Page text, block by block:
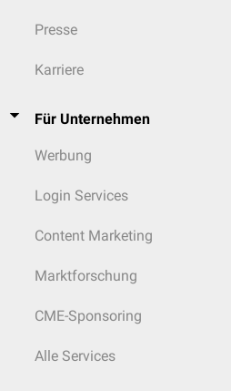
Presse
Karriere
Für Unternehmen
Werbung
Login Services
Content Marketing
Marktforschung
CME-Sponsoring
Alle Services